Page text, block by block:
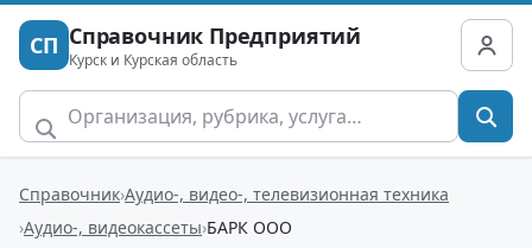
СП Справочник Предприятий
Курск и Курская область
Справочник Аудио-, видео-, телевизионная техника
Аудио-, видеокассеты БАРК ООО